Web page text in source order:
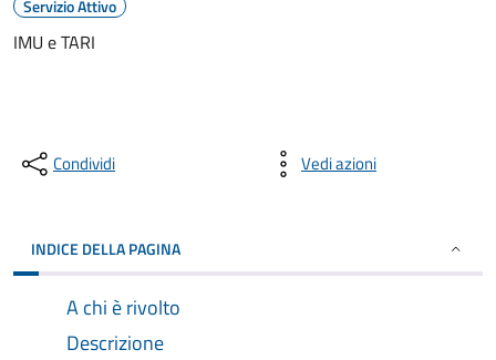
Servizio Attivo
IMU e TARI
Condividi Vedi azioni
INDICE DELLA PAGINA
A chi è rivolto
Descrizione